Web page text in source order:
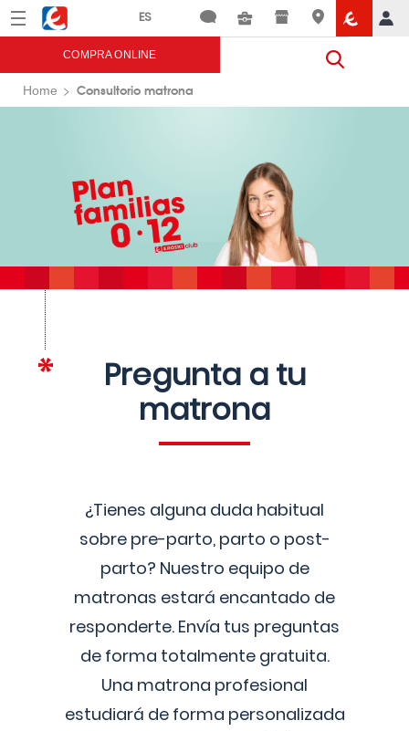
Menú Eroski
COMPRA ONLINE
Home Consultorio matrona
Pregunta a tu
matrona
¿Tienes alguna duda habitual
sobre pre-parto, parto o post-
parto? Nuestro equipo de
matronas estará encantado de
responderte. Envía tus preguntas
de forma totalmente gratuita.
Una matrona profesional
estudiará de forma personalizada